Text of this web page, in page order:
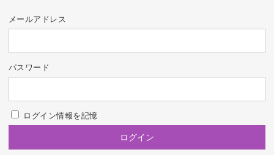
メールアドレス
パスワード
ログイン情報を記憶